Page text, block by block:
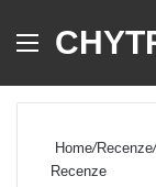
Menu
Home/Recenze/
Recenze